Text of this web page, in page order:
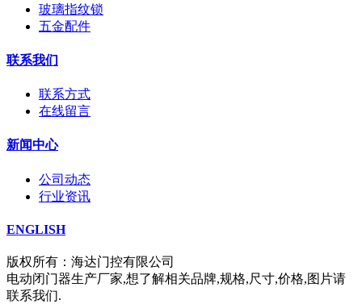
玻璃指纹锁
五金配件
联系我们
联系方式
在线留言
新闻中心
公司动态
行业资讯
ENGLISH
版权所有：海达门控有限公司
电动闭门器生产厂家,想了解相关品牌,规格,尺寸,价格,图片请
联系我们.